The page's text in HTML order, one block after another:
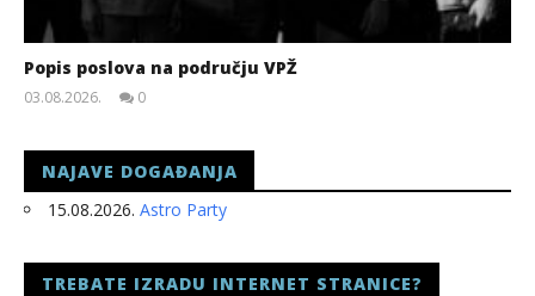
Popis poslova na području VPŽ
03.08.2026.
0
NAJAVE DOGAĐANJA
15.08.2026. Astro Party
TREBATE IZRADU INTERNET STRANICE?